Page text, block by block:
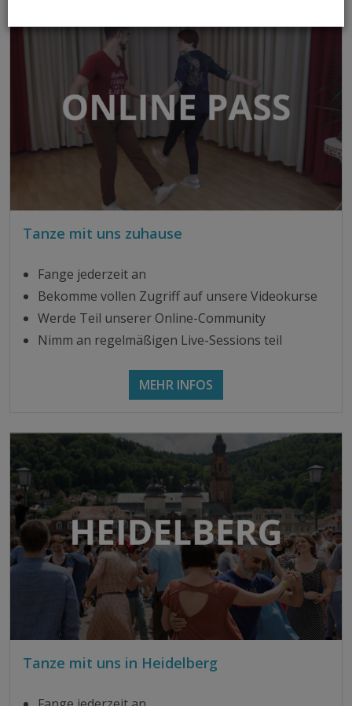
Tanze mit uns zuhause
Fange jederzeit an
Bekomme vollen Zugriff auf unsere Videokurse
Werde Teil unserer Online-Community
Nimm an regelmäßigen Live-Sessions teil
MEHR INFOS
Tanze mit uns in Heidelberg